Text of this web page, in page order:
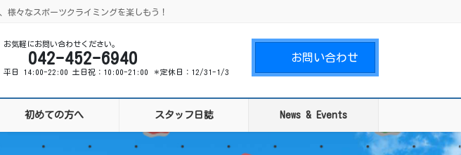
様々なスポーツクライミングを楽しもう！
お気軽にお問い合わせください。
042-452-6940
平日 14:00-22:00 土日祝：10:00-21:00 ＊定休日：12/31-1/3
お問い合わせ
初めての方へ スタッフ日誌 News & Events